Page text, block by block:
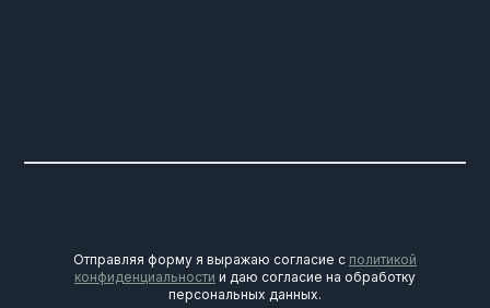
Отправляя форму я выражаю согласие с политикой
конфиденциальности и даю согласие на обработку
персональных данных.